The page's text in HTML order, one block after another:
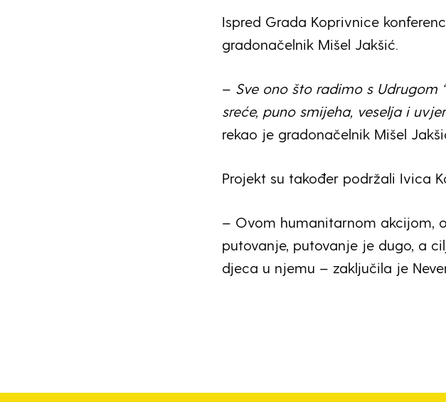
Ispred Grada Koprivnice
gradonačelnik Mišel Jakšić.
– Sve ono što radimo s Udrugom
sreće, puno smijeha, veselja i
rekao je gradonačelnik Mišel
Projekt su također podržali Ivica
– Ovom humanitarnom akcijom,
putovanje, putovanje je dugo, a
djeca u njemu – zaključila je